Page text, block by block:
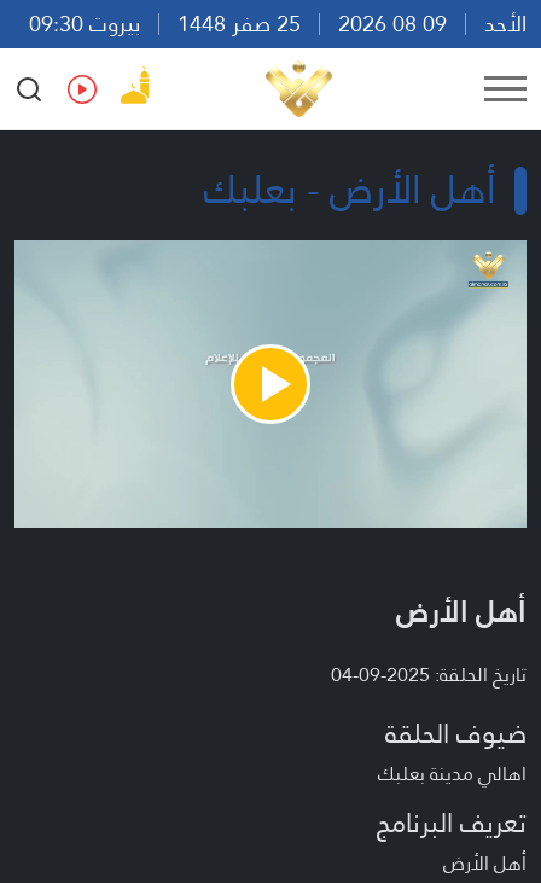
الأحد
بيروت 09:30
Ar
En Fr Es
أهل الأرض - بعلبك
Play
Video
أهل الأرض
تاريخ الحلقة: 2025-09-04
ضيوف الحلقة
اهالي مدينة بعلبك
تعريف البرنامج
أهل الأرض